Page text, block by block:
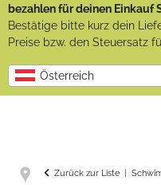
bezahlen für deinen Einkauf
Bestätige bitte kurz dein
Preise bzw. den Steuersatz
Österreich
Zurück zur Liste